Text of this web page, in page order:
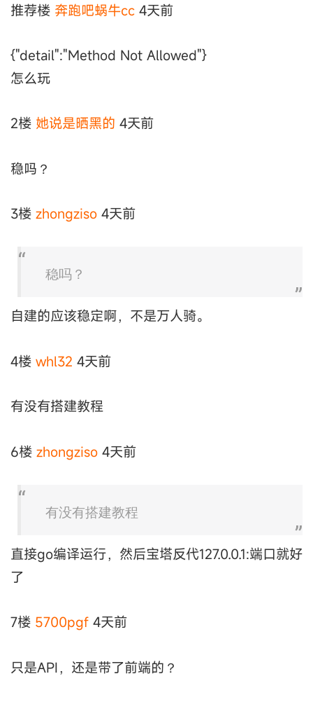
推荐楼 奔跑吧蜗牛cc 4天前
{"detail":"Method Not Allowed"}
怎么玩
2楼 她说是晒黑的 4天前
稳吗？
3楼 zhongziso 4天前
稳吗？
自建的应该稳定啊，不是万人骑。
4楼 whl32 4天前
有没有搭建教程
6楼 zhongziso 4天前
有没有搭建教程
直接go编译运行，然后宝塔反代127.0.0.1:端口就好
了
7楼 5700pgf 4天前
只是API，还是带了前端的？